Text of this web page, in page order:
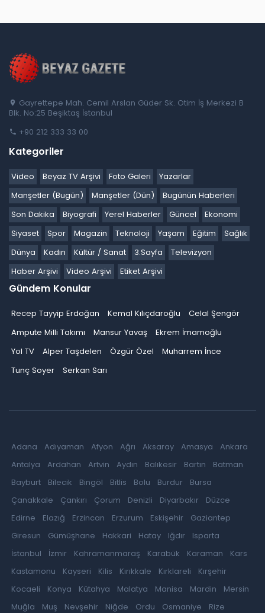
Gayrettepe Mah. Cemil Arslan Güder Sk. Otim İş Merkezi B
Blk. No:25 Beşiktaş İstanbul
+90 212 333 33 00
Kategoriler
Video Beyaz TV Arşivi Foto Galeri
Yazarlar
Manşetler (Bugün)
Manşetler (Dün)
Bugünün Haberleri
Son Dakika
Biyografi Yerel Haberler Güncel
Ekonomi
Siyaset
Spor Magazin Teknoloji Yaşam Eğitim
Sağlık
Dünya
Kadın Kültür / Sanat 3.Sayfa
Televizyon
Haber Arşivi
Video Arşivi Etiket Arşivi
Gündem Konular
Recep Tayyip Erdoğan Kemal Kılıçdaroğlu
Celal Şengör
Ampute Milli Takımı
Mansur Yavaş
Ekrem İmamoğlu
Yol TV
Alper Taşdelen Özgür Özel
Muharrem İnce
Tunç Soyer
Serkan Sarı
Adana Adıyaman Afyon Ağrı Aksaray Amasya
Ankara
Antalya
Ardahan Artvin Aydın Balıkesir Bartın
Batman
Bayburt
Bilecik Bingöl Bitlis Bolu Burdur
Bursa
Çanakkale
Çankırı Çorum Denizli Diyarbakır
Düzce
Edirne
Elazığ Erzincan Erzurum Eskişehir
Gaziantep
Giresun
Gümüşhane Hakkari Hatay Iğdır
Isparta
İstanbul
İzmir Kahramanmaraş Karabük Karaman
Kars
Kastamonu
Kayseri Kilis Kırıkkale Kırklareli
Kırşehir
Kocaeli
Konya Kütahya Malatya Manisa Mardin
Mersin
Muğla
Muş Nevşehir Niğde Ordu Osmaniye
Rize